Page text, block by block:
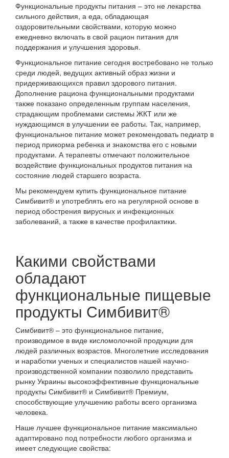
Функциональные продукты питания – это не лекарства
сильного действия, а еда, обладающая
оздоровительными свойствами, которую можно
ежедневно включать в свой рацион питания для
поддержания и улучшения здоровья.
Функциональное питание сегодня востребовано не только
среди людей, ведущих активный образ жизни и
придерживающихся правил здорового питания.
Дополнение рациона функциональными продуктами
также показано определенным группам населения,
страдающим проблемами системы ЖКТ или же
нуждающимся в улучшении ее работы. Так, например,
функциональное питание может рекомендовать педиатр в
период прикорма ребенка и знакомства его с новыми
продуктами. А терапевты отмечают положительное
воздействие функциональных продуктов питания на
состояние людей старшего возраста.
Мы рекомендуем купить функциональное питание
Симбивит® и употреблять его на регулярной основе в
период обострения вирусных и инфекционных
заболеваний, а также в качестве профилактики.
Какими свойствами
обладают
функциональные пищевые
продукты Симбивит®
Симбивит® – это функциональное питание,
производимое в виде кисломолочной продукции для
людей различных возрастов. Многолетние исследования
и наработки ученых и специалистов нашей научно-
производственной компании позволило представить
рынку Украины высокоэффективные функциональные
продукты Симбивит® и Симбивит® Премиум,
способствующие улучшению работы всего организма
человека.
Наше лучшее функциональное питание максимально
адаптировано под потребности любого организма и
имеет следующие свойства: